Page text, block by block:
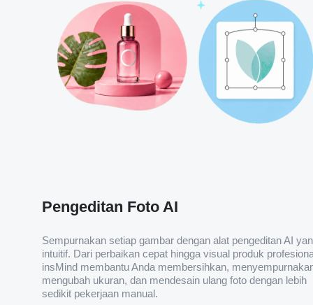
Pengeditan Foto AI
Sempurnakan setiap gambar dengan alat pengeditan AI
intuitif. Dari perbaikan cepat hingga visual produk
insMind membantu Anda membersihkan,
mengubah ukuran, dan mendesain ulang foto dengan lebih
sedikit pekerjaan manual.